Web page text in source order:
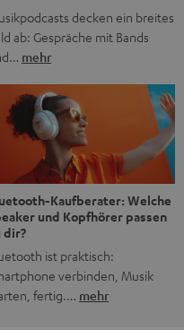
decken ein breites
ab: Gespräche mit Bands
mehr
Kaufberater: Welche
und Kopfhörer passen
dir?
ist praktisch:
verbinden, Musik
fertig.… mehr